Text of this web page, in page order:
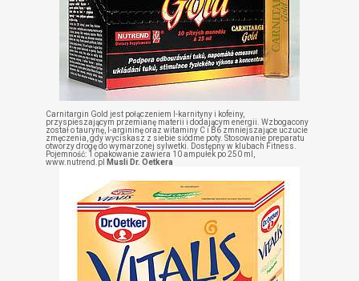
Carnitargin Gold jest połączeniem l-karnityny i kofeiny,
przyspieszającym przemianę materii i dodającym energii. Wzbogacony
został o taurynę, l-argininę oraz witaminy C i B6 zmniejszające uczucie
zmęczenia, gdy wyciskasz z siebie siódme poty. Stosowanie preparatu
otworzy drogę do wymarzonej sylwetki. Dostępny w klubach Fitness.
Pojemność: 1 opakowanie zawiera 10 ampułek po 250 ml,
www.nutrend.pl
Musli Dr. Oetkera